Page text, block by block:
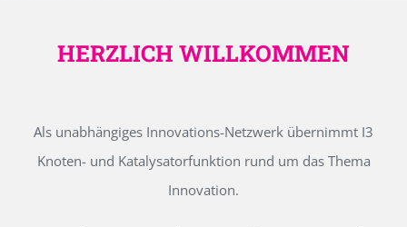
HERZLICH WILLKOMMEN
Als unabhängiges Innovations-Netzwerk übernimmt I3
Knoten- und Katalysatorfunktion rund um das Thema
Innovation.